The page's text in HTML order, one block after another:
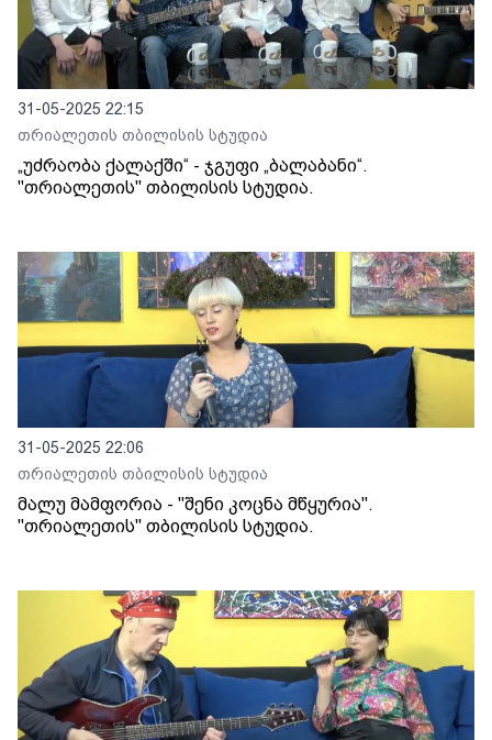
31-05-2025 22:15
თრიალეთის თბილისის სტუდია
„უძრაობა ქალაქში“ - ჯგუფი „ბალაბანი“.
"თრიალეთის" თბილისის სტუდია.
31-05-2025 22:06
თრიალეთის თბილისის სტუდია
მალუ მამფორია - "შენი კოცნა მწყურია".
"თრიალეთის" თბილისის სტუდია.